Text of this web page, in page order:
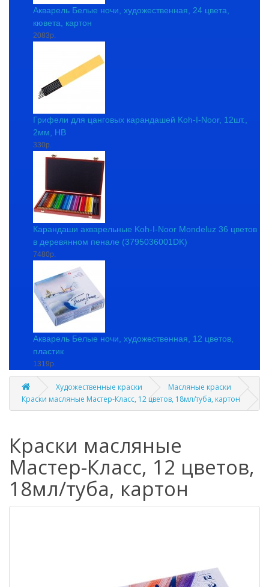
Акварель Белые ночи, художественная, 24 цвета,
кювета, картон
2083р.
Грифели для цанговых карандашей Koh-I-Noor, 12шт.,
2мм, HB
330р.
Карандаши акварельные Koh-I-Noor Mondeluz 36 цветов
в деревянном пенале (3795036001DK)
7480р.
Акварель Белые ночи, художественная, 12 цветов,
пластик
1319р.
Художественные краски
Масляные краски
Краски масляные Мастер-Класс, 12 цветов, 18мл/туба, картон
Краски масляные
Мастер-Класс, 12 цветов,
18мл/туба, картон